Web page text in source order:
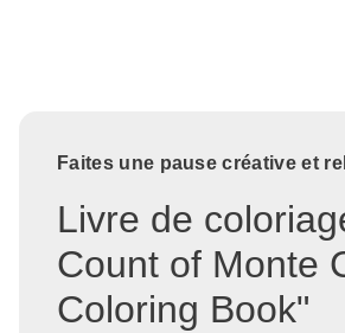
Faites une pause créative et
Livre de
Count of Monte
Coloring Book"